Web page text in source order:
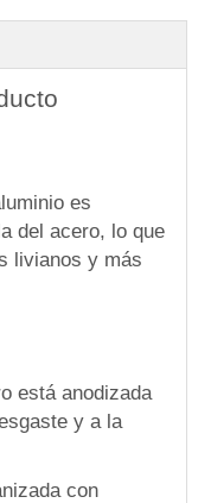
es
del acero, lo que
livianos y más
está anodizada
y a la
con